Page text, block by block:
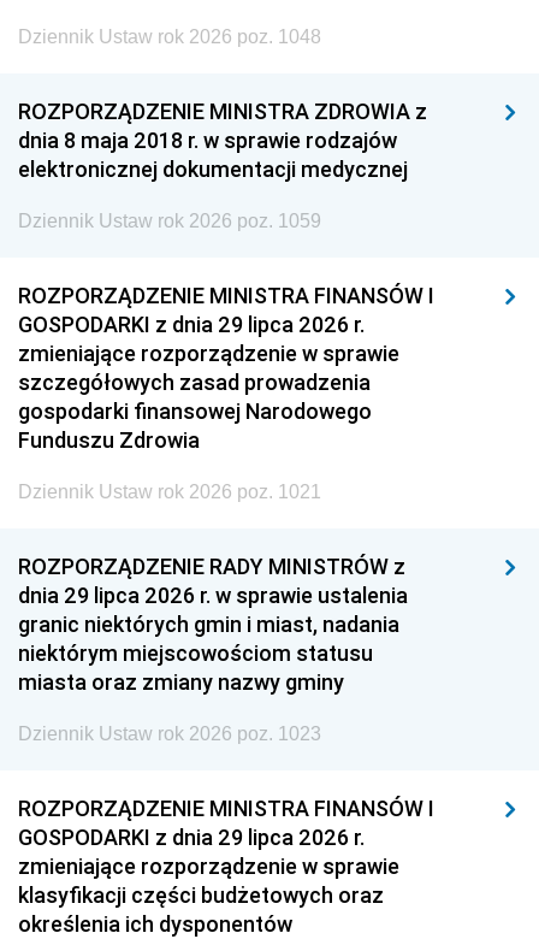
Dziennik Ustaw rok 2026 poz. 1048
ROZPORZĄDZENIE MINISTRA ZDROWIA z
dnia 8 maja 2018 r. w sprawie rodzajów
elektronicznej dokumentacji medycznej
Dziennik Ustaw rok 2026 poz. 1059
ROZPORZĄDZENIE MINISTRA FINANSÓW I
GOSPODARKI z dnia 29 lipca 2026 r.
zmieniające rozporządzenie w sprawie
szczegółowych zasad prowadzenia
gospodarki finansowej Narodowego
Funduszu Zdrowia
Dziennik Ustaw rok 2026 poz. 1021
ROZPORZĄDZENIE RADY MINISTRÓW z
dnia 29 lipca 2026 r. w sprawie ustalenia
granic niektórych gmin i miast, nadania
niektórym miejscowościom statusu
miasta oraz zmiany nazwy gminy
Dziennik Ustaw rok 2026 poz. 1023
ROZPORZĄDZENIE MINISTRA FINANSÓW I
GOSPODARKI z dnia 29 lipca 2026 r.
zmieniające rozporządzenie w sprawie
klasyfikacji części budżetowych oraz
określenia ich dysponentów